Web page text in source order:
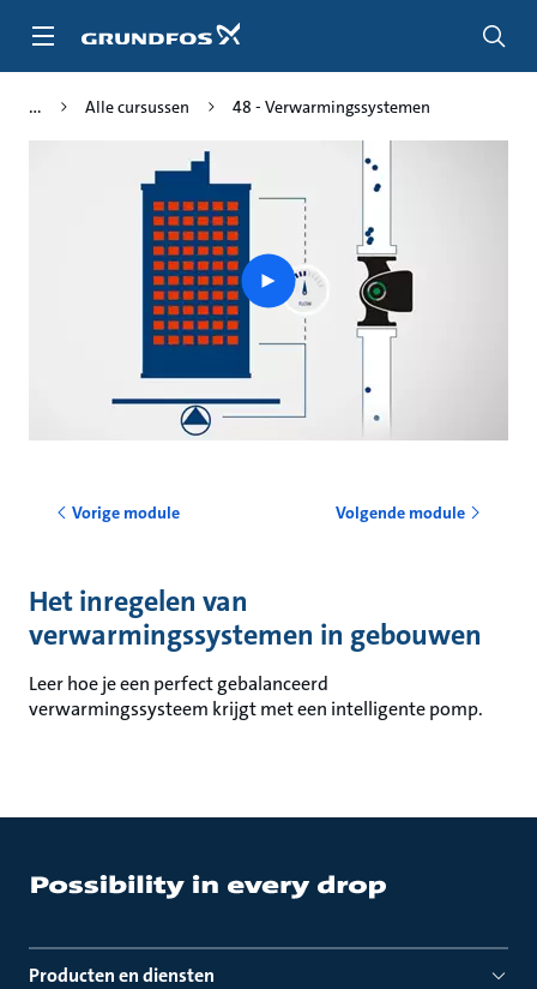
naar
Alle cursussen 48 - Verwarmingssystemen
Play
video
Vorige module Volgende module
Het inregelen van
verwarmingssystemen in gebouwen
Leer hoe je een perfect gebalanceerd
verwarmingssysteem krijgt met een intelligente pomp.
Producten en diensten